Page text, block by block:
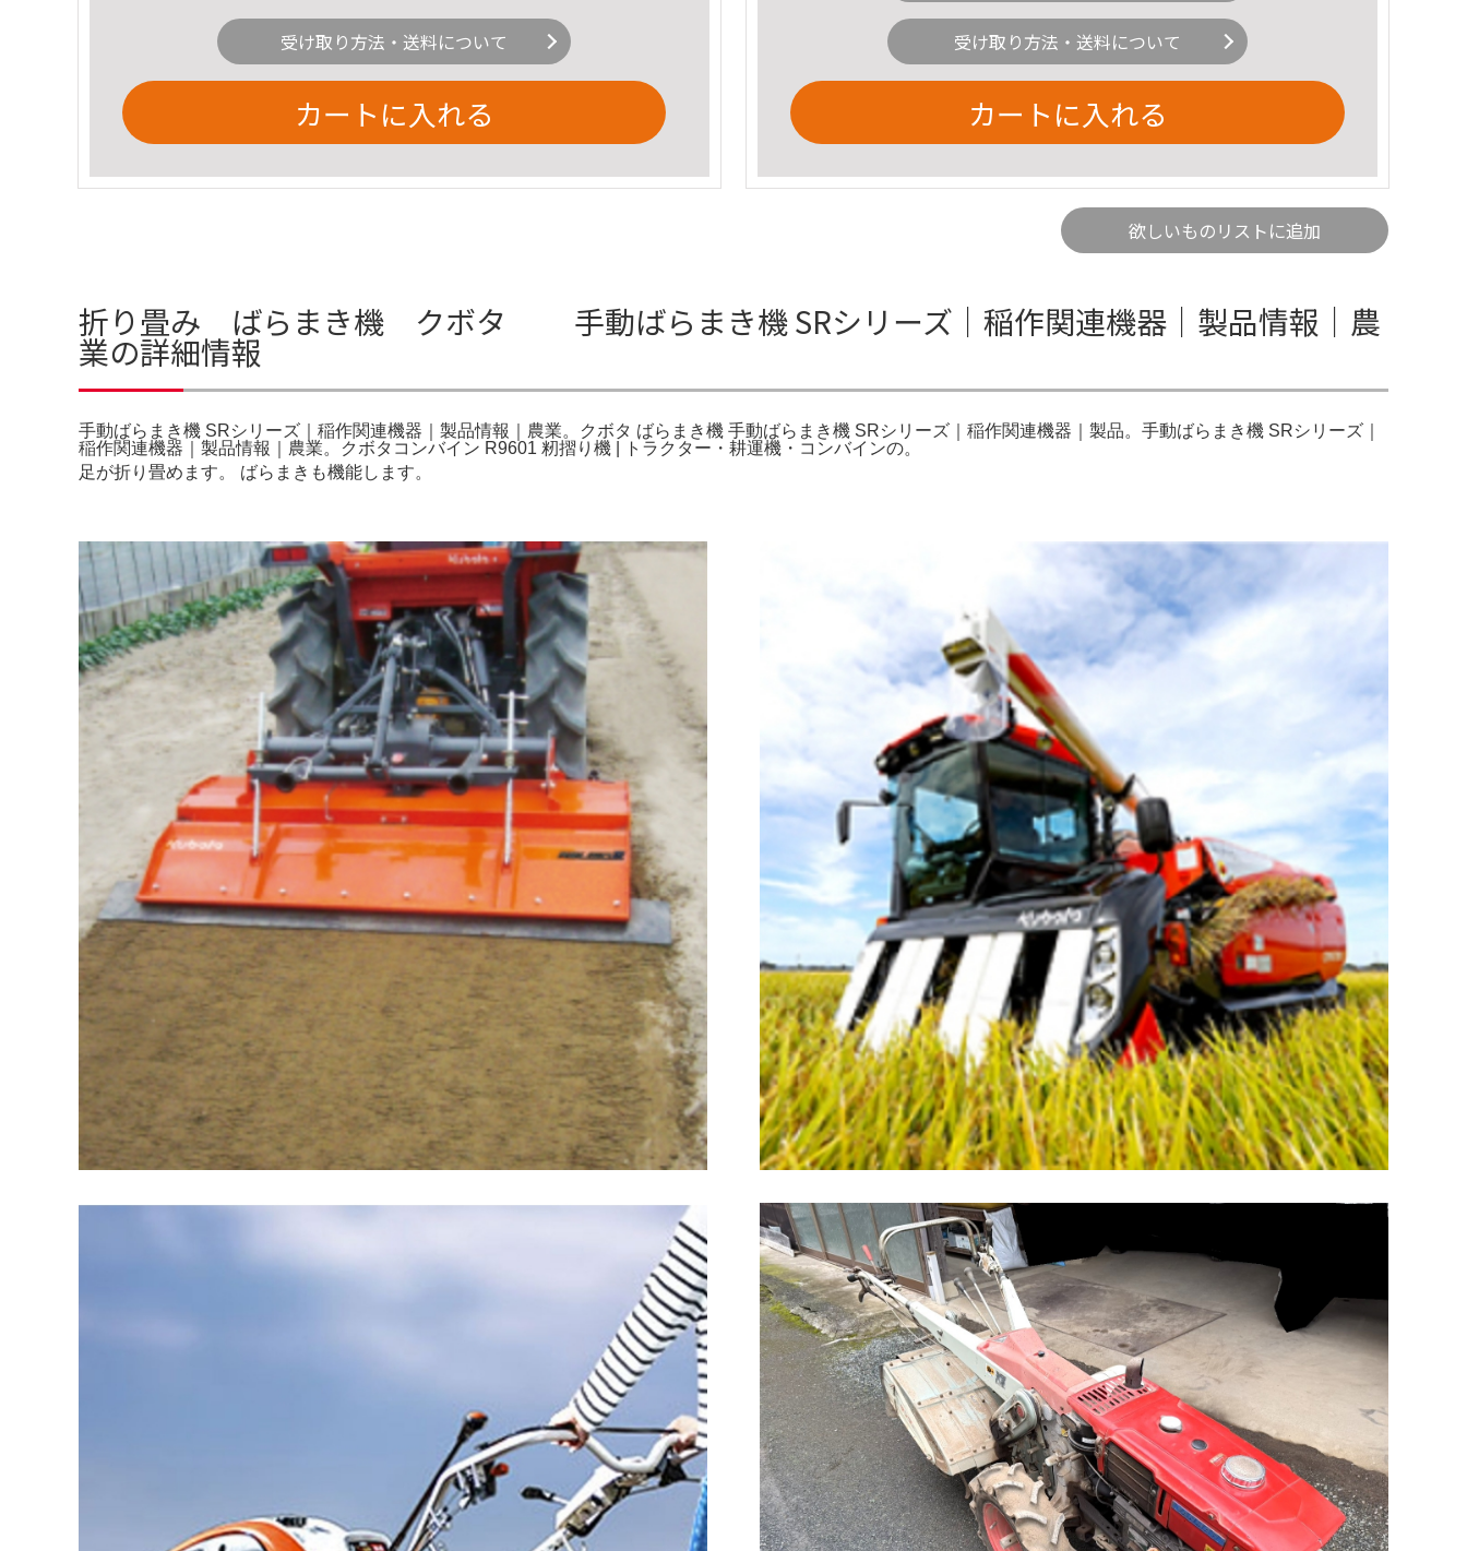
受け取り方法・送料について
カートに入れる
受け取り方法・送料について
カートに入れる
欲しいものリストに追加
折り畳み ばらまき機 クボタ 手動ばらまき機 SRシリーズ｜稲作関連機器｜製品情報｜農
業の詳細情報
手動ばらまき機 SRシリーズ｜稲作関連機器｜製品情報｜農業。クボタ ばらまき機 手動ばらまき機 SRシリーズ｜稲作関連機器｜製品。手動ばらまき機 SRシリーズ｜
稲作関連機器｜製品情報｜農業。クボタコンバイン R9601 籾摺り機 | トラクター・耕運機・コンバインの。
足が折り畳めます。 ばらまきも機能します。